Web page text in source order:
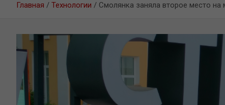
Главная Технологии Смолянка заняла второе место